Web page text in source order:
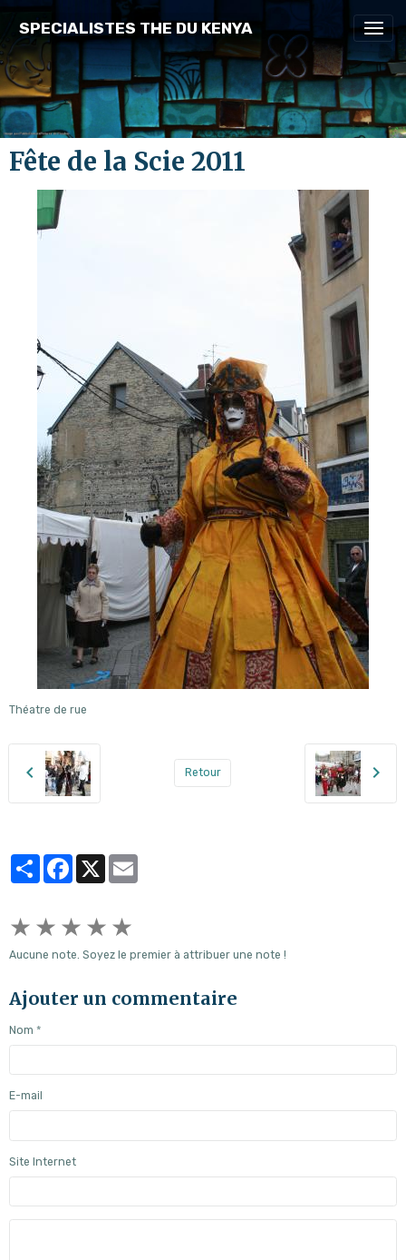
SPECIALISTES THE DU KENYA
Fête de la Scie 2011
Théatre de rue
Retour
PartagerFacebook
X
★ ★ ★ ★ ★
Aucune note. Soyez le premier à attribuer une note !
Ajouter un commentaire
Nom
E-mail
Site Internet